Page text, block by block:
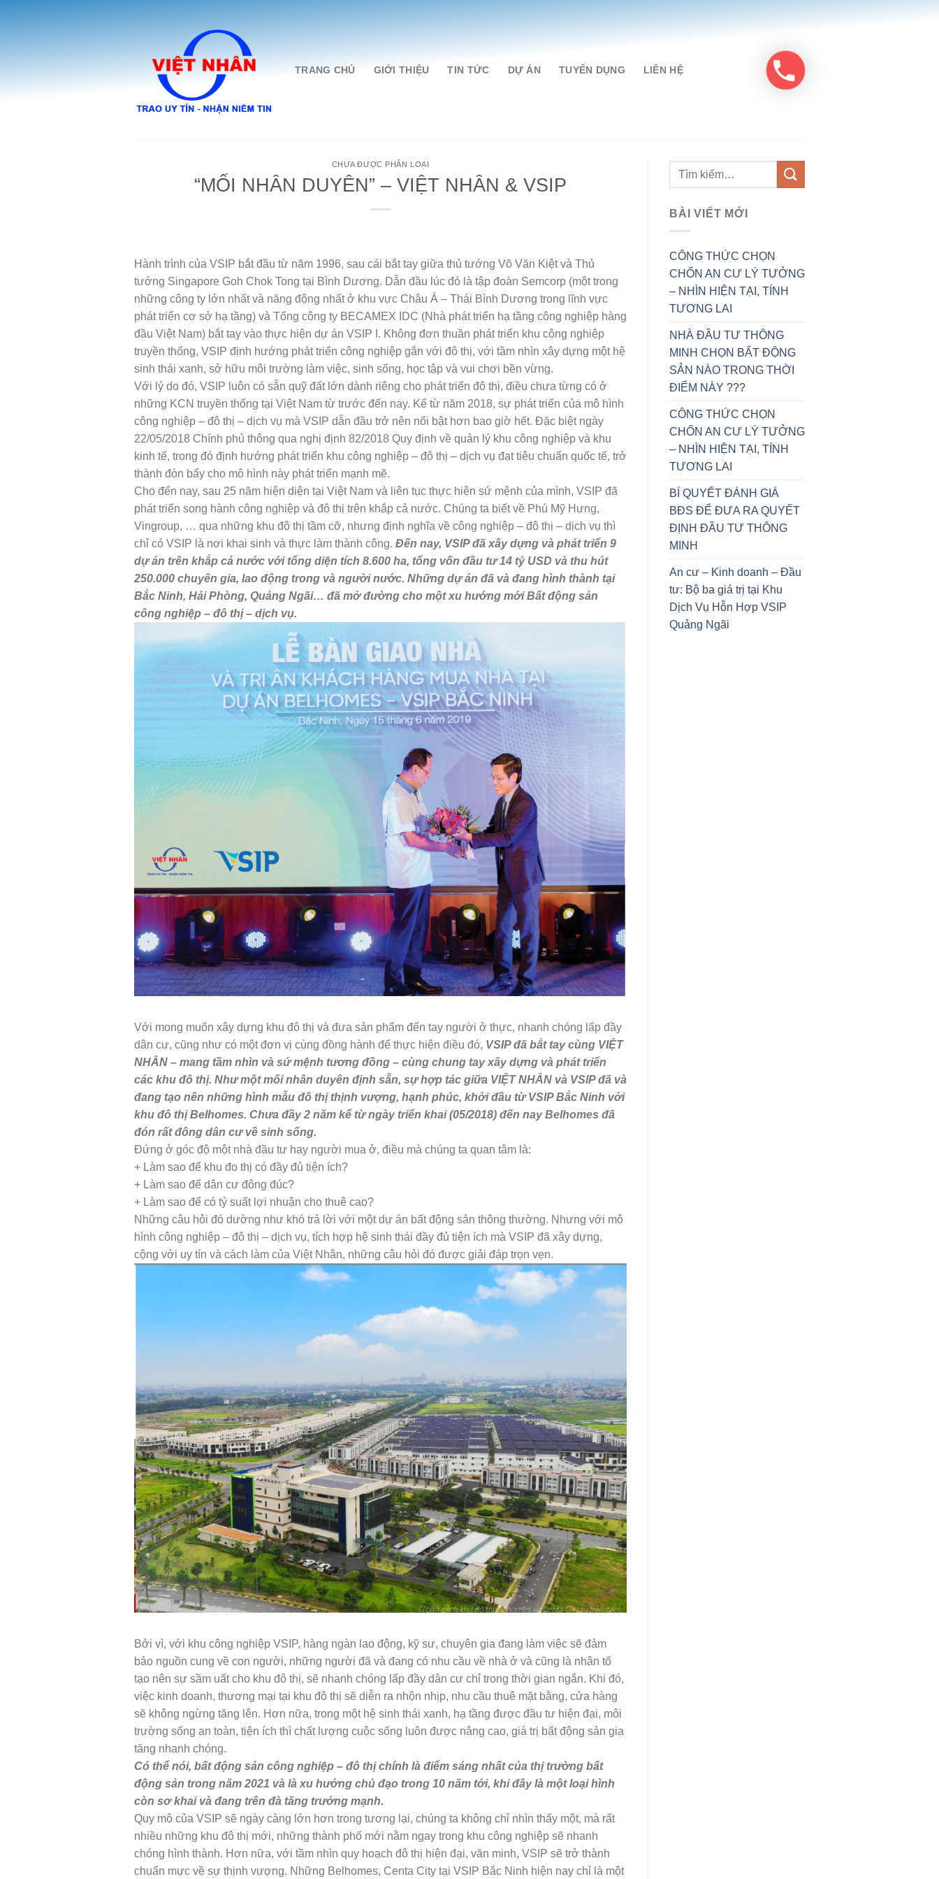
TRANG CHỦ GIỚI THIỆU TIN TỨC DỰ ÁN TUYỂN DỤNG LIÊN HỆ
CHƯA ĐƯỢC PHÂN LOẠI
“MỐI NHÂN DUYÊN” – VIỆT NHÂN & VSIP
Hành trình của VSIP bắt đầu từ năm 1996, sau cái bắt tay giữa thủ tướng Võ Văn Kiệt và Thủ
tướng Singapore Goh Chok Tong tại Bình Dương. Dẫn đầu lúc đó là tập đoàn Semcorp (một trong
những công ty lớn nhất và năng động nhất ở khu vực Châu Á – Thái Bình Dương trong lĩnh vực
phát triển cơ sở hạ tầng) và Tổng công ty BECAMEX IDC (Nhà phát triển hạ tầng công nghiệp hàng
đầu Việt Nam) bắt tay vào thực hiện dự án VSIP I. Không đơn thuần phát triển khu công nghiệp
truyền thống, VSIP định hướng phát triển công nghiệp gắn với đô thị, với tầm nhìn xây dựng một hệ
sinh thái xanh, sở hữu môi trường làm việc, sinh sống, học tập và vui chơi bền vừng.
Với lý do đó, VSIP luôn có sẵn quỹ đất lớn dành riêng cho phát triển đô thị, điều chưa từng có ở
những KCN truyền thống tại Việt Nam từ trước đến nay. Kể từ năm 2018, sự phát triển của mô hình
công nghiệp – đô thị – dịch vụ mà VSIP dẫn đầu trở nên nổi bật hơn bao giờ hết. Đặc biệt ngày
22/05/2018 Chính phủ thông qua nghị định 82/2018 Quy định về quản lý khu công nghiệp và khu
kinh tế, trong đó định hướng phát triển khu công nghiệp – đô thị – dịch vụ đạt tiêu chuẩn quốc tế, trở
thành đòn bẩy cho mô hình này phát triển mạnh mẽ.
Cho đến nay, sau 25 năm hiện diện tại Việt Nam và liên tục thực hiện sứ mệnh của mình, VSIP đã
phát triển song hành công nghiệp và đô thị trên khắp cả nước. Chúng ta biết về Phú Mỹ Hưng,
Vingroup, … qua những khu đô thị tầm cỡ, nhưng định nghĩa về công nghiệp – đô thị – dịch vụ thì
chỉ có VSIP là nơi khai sinh và thực làm thành công. Đến nay, VSIP đã xây dựng và phát triển 9
dự án trên khắp cả nước với tổng diện tích 8.600 ha, tổng vốn đầu tư 14 tỷ USD và thu hút
250.000 chuyên gia, lao động trong và người nước. Những dự án đã và đang hình thành tại
Bắc Ninh, Hải Phòng, Quảng Ngãi… đã mở đường cho một xu hướng mới Bất động sản
công nghiệp – đô thị – dịch vụ.
Với mong muốn xây dựng khu đô thị và đưa sản phẩm đến tay người ở thực, nhanh chóng lấp đầy
dân cư, cũng như có một đơn vị cùng đồng hành để thực hiện điều đó, VSIP đã bắt tay cùng VIỆT
NHÂN – mang tầm nhìn và sứ mệnh tương đồng – cùng chung tay xây dựng và phát triển
các khu đô thị. Như một mối nhân duyên định sẵn, sự hợp tác giữa VIỆT NHÂN và VSIP đã và
đang tạo nên những hình mẫu đô thị thịnh vượng, hạnh phúc, khởi đầu từ VSIP Bắc Ninh với
khu đô thị Belhomes. Chưa đầy 2 năm kể từ ngày triển khai (05/2018) đến nay Belhomes đã
đón rất đông dân cư về sinh sống.
Đứng ở góc độ một nhà đầu tư hay người mua ở, điều mà chúng ta quan tâm là:
+ Làm sao để khu đo thị có đầy đủ tiện ích?
+ Làm sao để dân cư đông đúc?
+ Làm sao để có tỷ suất lợi nhuận cho thuê cao?
Những câu hỏi đó dường như khó trả lời với một dự án bất động sản thông thường. Nhưng với mô
hình công nghiệp – đô thị – dịch vụ, tích hợp hệ sinh thái đầy đủ tiện ích mà VSIP đã xây dựng,
cộng với uy tín và cách làm của Việt Nhân, những câu hỏi đó được giải đáp trọn vẹn.
Bởi vì, với khu công nghiệp VSIP, hàng ngàn lao động, kỹ sư, chuyên gia đang làm việc sẽ đảm
bảo nguồn cung về con người, những người đã và đang có nhu cầu về nhà ở và cũng là nhân tố
tạo nên sự sầm uất cho khu đô thị, sẽ nhanh chóng lấp đầy dân cư chỉ trong thời gian ngắn. Khi đó,
việc kinh doanh, thương mại tại khu đô thị sẽ diễn ra nhộn nhịp, nhu cầu thuê mặt bằng, cửa hàng
sẽ không ngừng tăng lên. Hơn nữa, trong một hệ sinh thái xanh, hạ tầng được đầu tư hiện đại, môi
trường sống an toàn, tiện ích thì chất lượng cuộc sống luôn được nâng cao, giá trị bất động sản gia
tăng nhanh chóng.
Có thể nói, bất động sản công nghiệp – đô thị chính là điểm sáng nhất của thị trường bất
động sản trong năm 2021 và là xu hướng chủ đạo trong 10 năm tới, khi đây là một loại hình
còn sơ khai và đang trên đà tăng trưởng mạnh.
Quy mô của VSIP sẽ ngày càng lớn hơn trong tương lại, chúng ta không chỉ nhìn thấy một, mà rất
nhiều những khu đô thị mới, những thành phố mới nằm ngay trong khu công nghiệp sẽ nhanh
chóng hình thành. Hơn nữa, với tầm nhìn quy hoạch đô thị hiện đại, văn minh, VSIP sẽ trở thành
chuẩn mực về sự thịnh vượng. Những Belhomes, Centa City tại VSIP Bắc Ninh hiện nay chỉ là một
BÀI VIẾT MỚI
CÔNG THỨC CHỌN
CHỐN AN CƯ LÝ TƯỞNG
– NHÌN HIỆN TẠI, TÍNH
TƯƠNG LAI
NHÀ ĐẦU TƯ THÔNG
MINH CHỌN BẤT ĐỘNG
SẢN NÀO TRONG THỜI
ĐIỂM NÀY ???
CÔNG THỨC CHỌN
CHỐN AN CƯ LÝ TƯỞNG
– NHÌN HIỆN TẠI, TÍNH
TƯƠNG LAI
BÍ QUYẾT ĐÁNH GIÁ
BĐS ĐỂ ĐƯA RA QUYẾT
ĐỊNH ĐẦU TƯ THÔNG
MINH
An cư – Kinh doanh – Đầu
tư: Bộ ba giá trị tại Khu
Dịch Vụ Hỗn Hợp VSIP
Quảng Ngãi